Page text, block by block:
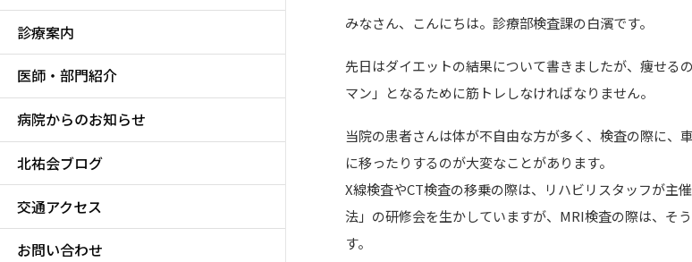
診療案内
医師・部門紹介
病院からのお知らせ
北祐会ブログ
交通アクセス
お問い合わせ
みなさん、こんにちは。診療部検査課の白濱です。
先日はダイエットの結果について書きましたが、痩せる
マン」となるために筋トレしなければなりません。
当院の患者さんは体が不自由な方が多く、検査の際に、
に移ったりするのが大変なことがあります。
X線検査やCT検査の移乗の際は、リハビリスタッフが主
法」の研修会を生かしていますが、MRI検査の際は、そ
す。